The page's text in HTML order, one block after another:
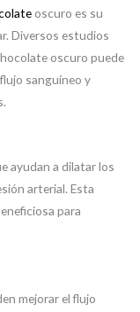
oscuro es su
Diversos estudios
oscuro puede
sanguíneo y
ayudan a dilatar los
arterial. Esta
para
mejorar el flujo